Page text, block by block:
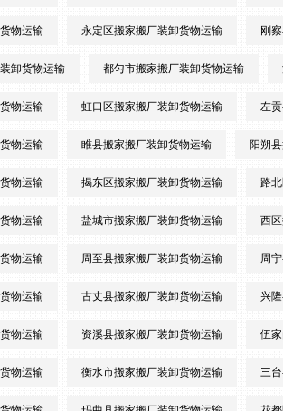
物运输 永定区搬家搬厂装卸货物运输 刚
卸货物运输 都匀市搬家搬厂装卸货物运输
物运输 虹口区搬家搬厂装卸货物运输 左
物运输 睢县搬家搬厂装卸货物运输 阳朔
物运输 揭东区搬家搬厂装卸货物运输 路
物运输 盐城市搬家搬厂装卸货物运输 西
物运输 周至县搬家搬厂装卸货物运输 周
物运输 古丈县搬家搬厂装卸货物运输 兴
物运输 资溪县搬家搬厂装卸货物运输 伍
物运输 衡水市搬家搬厂装卸货物运输 三